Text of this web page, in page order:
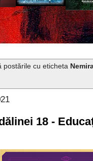
postările cu eticheta
18 -